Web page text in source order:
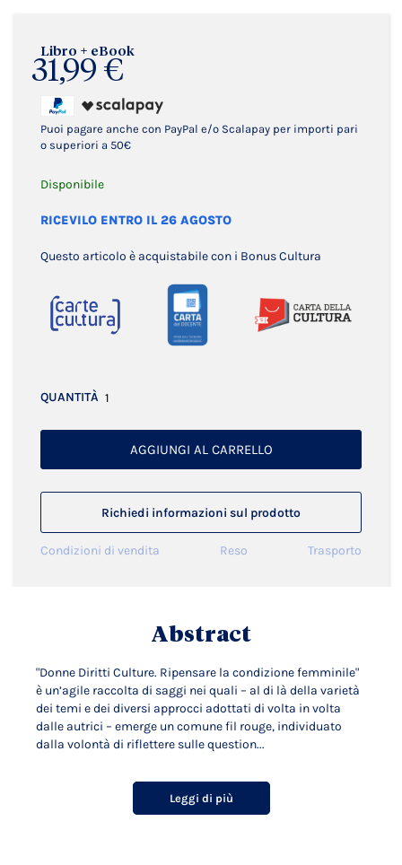
Libro + eBook
31,99 €
Puoi pagare anche con PayPal e/o Scalapay per importi pari
o superiori a 50€
Disponibile
RICEVILO ENTRO IL 26 AGOSTO
Questo articolo è acquistabile con i Bonus Cultura
QUANTITÀ
AGGIUNGI AL CARRELLO
Richiedi informazioni sul prodotto
Condizioni di vendita Reso Trasporto
Abstract
"Donne Diritti Culture. Ripensare la condizione femminile"
è un’agile raccolta di saggi nei quali – al di là della varietà
dei temi e dei diversi approcci adottati di volta in volta
dalle autrici – emerge un comune fil rouge, individuato
dalla volontà di riflettere sulle question...
Leggi di più